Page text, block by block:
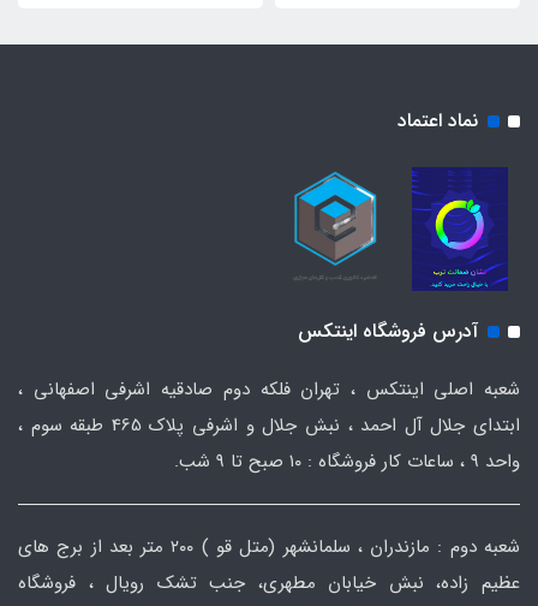
نماد اعتماد
آدرس فروشگاه اینتکس
شعبه اصلی اینتکس ، تهران فلکه دوم صادقیه اشرفی اصفهانی ،
ابتدای جلال آل احمد ، نبش جلال و اشرفی پلاک 465 طبقه سوم ،
واحد ۹ ، ساعات کار فروشگاه : ۱۰ صبح تا ۹ شب.
شعبه دوم : مازندران ، سلمانشهر (متل قو ) ۲۰۰ متر بعد از برج های
عظیم زاده، نبش خیابان مطهری، جنب تشک رویال ، فروشگاه